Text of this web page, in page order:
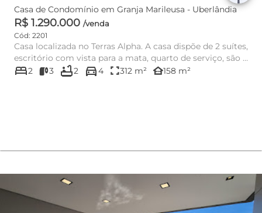
Casa de Condomínio em Granja Marileusa - Uberlândia
R$ 1.290.000 /venda
Cód: 2201
Casa localizada no Terras Alpha. A casa dispõe de 2 suítes,
escritório com vista para a mata, quarto de serviço, são 3
...
bed2 3 bathtub2 directions_car4 fullscreen312 m² other_houses158 m²